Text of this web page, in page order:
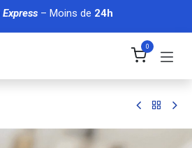
Express– Moins de 24h
0